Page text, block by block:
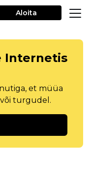
Aloita
Internetis
et müüa
või turgudel.